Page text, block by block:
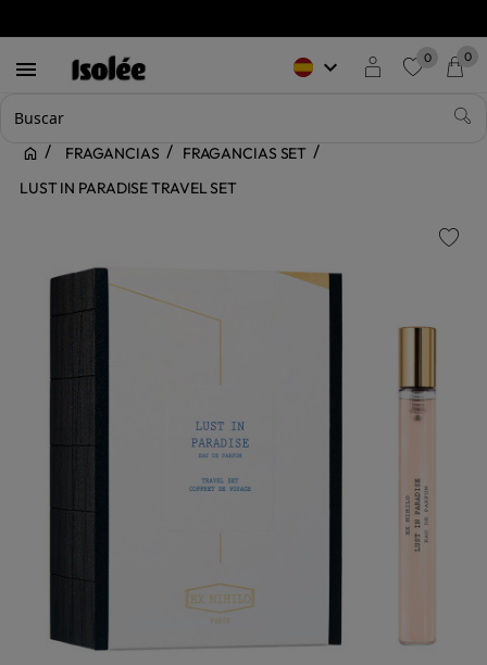
 keyboard_arrow_down 0 0
FRAGANCIAS
FRAGANCIAS SET
LUST IN PARADISE TRAVEL SET